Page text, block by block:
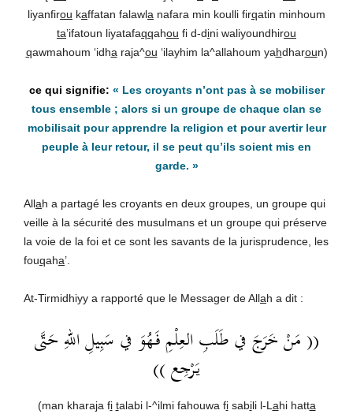
liyanfirou kaffatan falawla nafara min koulli firqatin minhoum
ta’ifatoun liyatafaqqahou fi d-dini waliyoundhirou
qawmahoum ‘idha raja^ou ‘ilayhim la^allahoum yahdharoun)
« Les croyants n’ont pas à se mobiliser
tous ensemble ; alors si un groupe de chaque clan se
mobilisait pour apprendre la religion et pour avertir leur
peuple à leur retour, il se peut qu’ils soient mis en
garde. »
Allah a partagé les croyants en deux groupes, un groupe qui
veille à la sécurité des musulmans et un groupe qui préserve
la voie de la foi et ce sont les savants de la jurisprudence, les
fouqaha’.
At-Tirmidhiyy a rapporté que le Messager de Allah a dit :
(( مَنْ خَرَجَ في طَلَبِ العِلْمِ فَهُوَ في سَبِيلِ اللهِ حَتَّى
يَرْجِع ))
(man kharaja fi talabi l-^ilmi fahouwa fisabili l-L ahi hatta